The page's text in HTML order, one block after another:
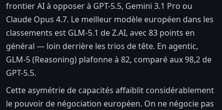
frontier AI à opposer à GPT-5.5, Gemini 3.1 Pro ou
Claude Opus 4.7. Le meilleur modèle européen dans les
classements est GLM-5.1 de Z.AI, avec 83 points en
général — loin derrière les trios de tête. En agentic,
GLM-5 (Reasoning) plafonne à 82, comparé aux 98,2 de
GPT-5.5.
Cette asymétrie de capacités affaiblit considérablement
le pouvoir de négociation européen. On ne négocie pas